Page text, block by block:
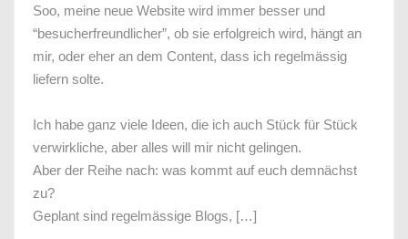
Soo, meine neue Website wird immer besser und
“besucherfreundlicher”, ob sie erfolgreich wird, hängt an
mir, oder eher an dem Content, dass ich regelmässig
liefern solte.
Ich habe ganz viele Ideen, die ich auch Stück für Stück
verwirkliche, aber alles will mir nicht gelingen.
Aber der Reihe nach: was kommt auf euch demnächst
zu?
Geplant sind regelmässige Blogs, […]